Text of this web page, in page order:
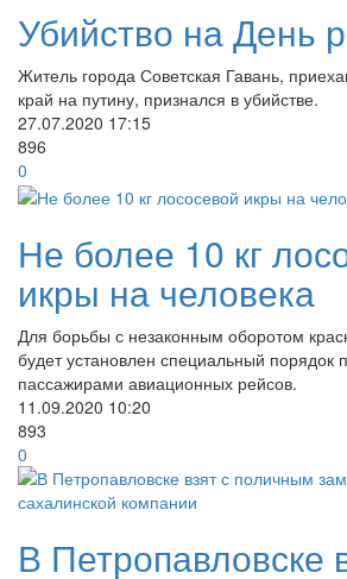
Убийство на День
Житель города Советская Гавань,
край на путину, признался в убийстве.
27.07.2020 17:15
896
0
Не более 10 кг
икры на человека
Для борьбы с незаконным оборотом
будет установлен специальный порядок
пассажирами авиационных рейсов.
11.09.2020 10:20
893
0
В Петропавловске